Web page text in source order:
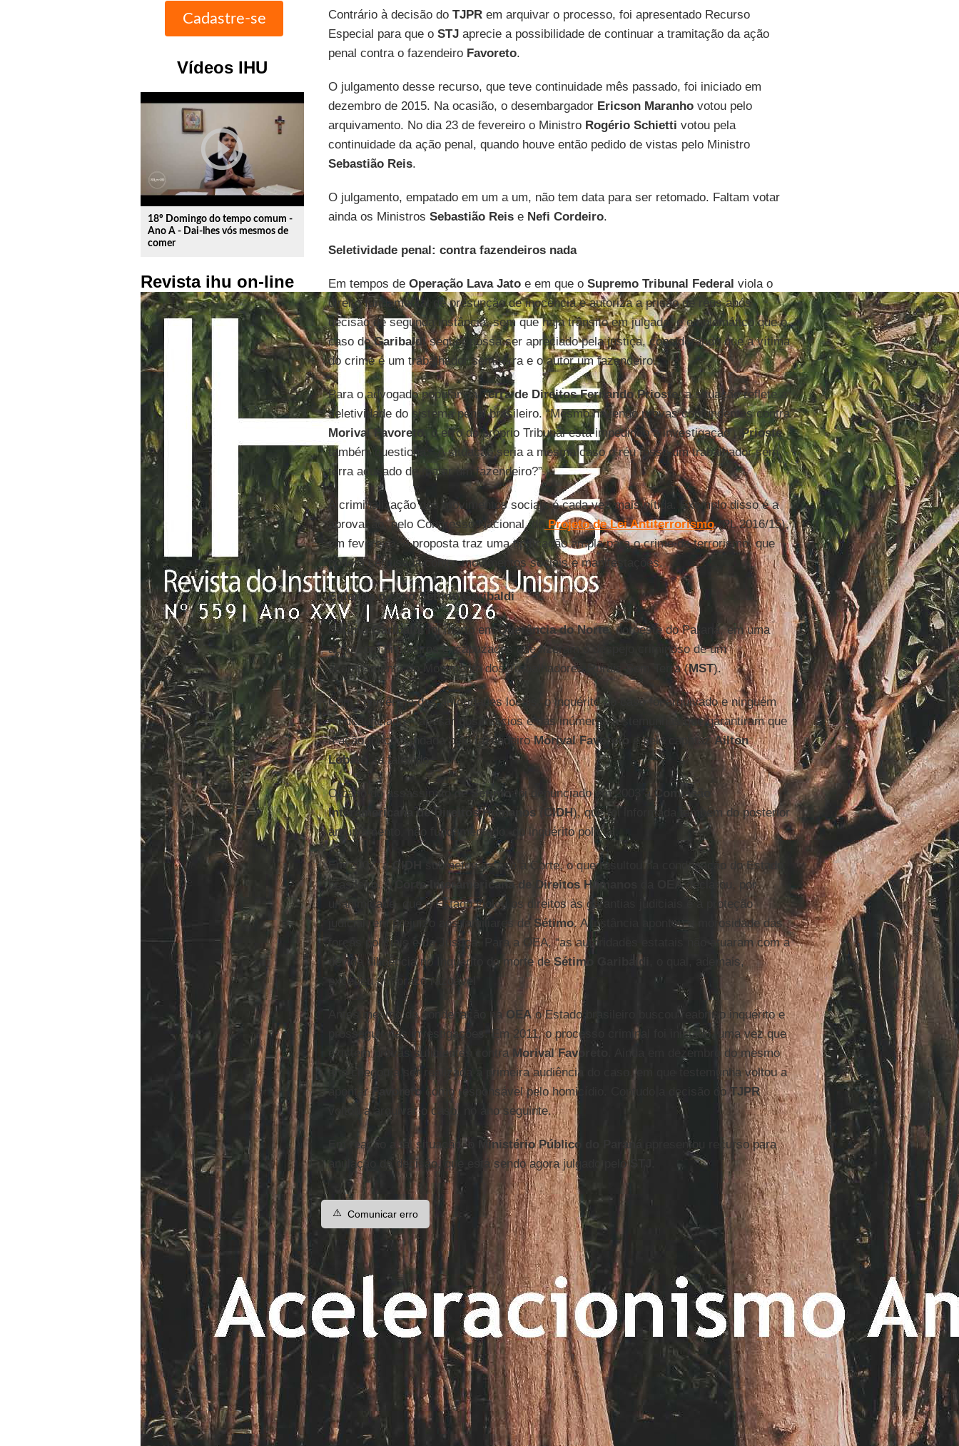
Vídeos IHU
play_circle_outline
18º Domingo do tempo comum -
Ano A - Dai-lhes vós mesmos de
comer
Revista ihu on-line
Contrário à decisão do TJPRem arquivar o processo, foi apresentado Recurso
Especial para que o STJaprecie a possibilidade de continuar a tramitação da ação
penal contra o fazendeiro Favoreto.
O julgamento desse recurso, que teve continuidade mês passado, foi iniciado em
dezembro de 2015. Na ocasião, o desembargador Ericson Maranhovotou pelo
arquivamento. No dia 23 de fevereiro o Ministro Rogério Schietti votou pela
continuidade da ação penal, quando houve então pedido de vistas pelo Ministro
Sebastião Reis.
O julgamento, empatado em um a um, não tem data para ser retomado. Faltam votar
ainda os Ministros Sebastião Reise Nefi Cordeiro.
Seletividade penal: contra fazendeiros nada
Em tempos de Operação Lava Jatoe em que oSupremo Tribunal Federal viola o
direito fundamental de presunção de inocência e autoriza a prisão de réus após
decisão de segunda instância, sem que haja trânsito em julgado, é emblemático que o
caso deGaribaldisequer possa ser apreciado pela justiça, considerando que a vítima
do crime é um trabalhador sem terra e o autor um fazendeiro.
Para o advogado popular da Terra de Direitos Fernando Prioste, a situação reflete a
seletividade do sistema penal brasileiro. “Mesmo havendo provas contundentes contra
Morival Favoreto , o erro do próprio Tribunal está impedindo a investigação”.Prioste
também questiona: “A situação seria a mesma caso o réu fosse um trabalhador sem
terra acusado de matar um fazendeiro?”.
A criminalização dos movimentos sociais é cada vez mais nítida. Exemplo disso é a
aprovação, pelo Congresso Nacional, doProjeto de Lei Antiterrorismo(PL 2016/15),
em fevereiro. A proposta traz uma tipificação ampla para o crime de terrorismo, que
poderá ser usada contra movimentos sociais e manifestações.
Entenda o caso Sétimo Garibaldi
Sétimo Garibaldifoi morto emQuerência do Norte, noroeste do Paraná, em uma
ação com pistoleiros encapuzados que fizeram o despejo criminoso de um
acampamento do Movimento dos Trabalhadores Rurais Sem Terra (MST).
Com conivência das autoridades locais, o inquérito do caso foi arquivado e ninguém
foi denunciado – apesar dos indícios e das inúmeras testemunhas que garantiram que
a ação foi comandada pelo fazendeiroMorival Favoreto e pelo capatazAilton
Lobato
, já falecido.
O caso do assassinato de Sétimofoi denunciado em 2003 àComissão
Interamericana de Direitos Humanos( CIDH), que foi informada também do posterior
arquivamento, não fundamentado, do inquérito policial.
Em 2007, a CIDH
submeteu o caso à Corte, o que resultou na condenação do Estado
brasileiro. A
Corte Interamericana de Direitos Humanos OEAdeclarou, por
unanimidade, que o Estado violou os direitos às garantias judiciais e à proteção
judicial, em prejuízo aos familiares de Sétimo. A instância apontou a morosidade das
forças policiais e da Justiça. Para a OEA, “as autoridades estatais não atuaram com a
devida diligência no Inquérito da morte deSétimo Garibaldi
, o qual, ademais,
excedeu um prazo razoável”
Antes mesmo da condenação na OEAo Estado brasileiro buscou reabrir o inquérito e
prosseguir nas investigações. Em 2011, o processo criminal foi iniciado, uma vez que
existem provas suficientes contra Morival Favoreto
. Ainda em dezembro do mesmo
ano chegou a ser realizada a primeira audiência do caso, em que testemunha voltou a
apontarFavoreto como responsável pelo homicídio. Contudo a decisão doTJPR
voltou a arquivar o caso, no ano seguinte.
Em reação a tal situação, o Ministério Público do Paraná
apresentou recurso para
anulação da decisão, que está sendo agora julgado pelo
⚠️ Comunicar erro